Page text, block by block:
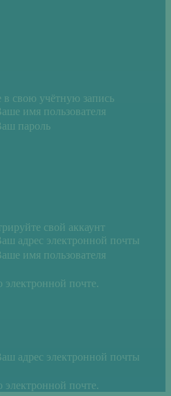
свою учётную запись
имя пользователя
пароль
свой аккаунт
адрес электронной почты
имя пользователя
почте.
адрес электронной почты
почте.